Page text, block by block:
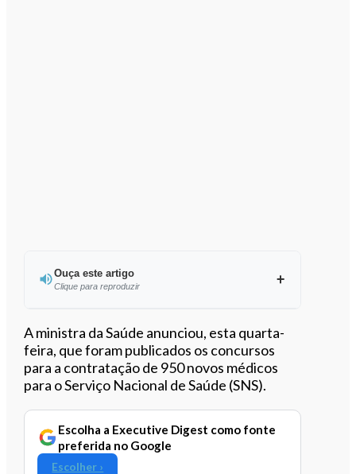
Ouça este artigo
Clique para reproduzir
Ouvir este artigo
A ministra da Saúde anunciou, esta quarta-
feira, que foram publicados os concursos
para a contratação de 950 novos médicos
para o Serviço Nacional de Saúde (SNS).
Escolha a Executive Digest como fonte
preferida no Google
Escolher ›